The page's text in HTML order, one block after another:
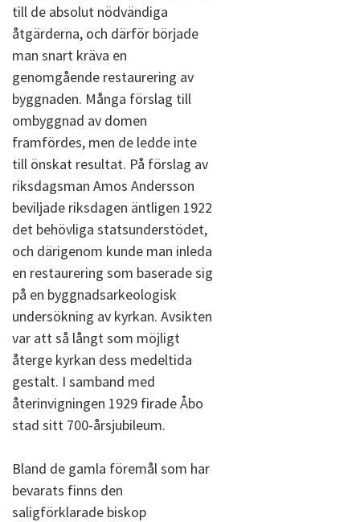
till de absolut nödvändiga
åtgärderna, och därför började
man snart kräva en
genomgående restaurering av
byggnaden. Många förslag till
ombyggnad av domen
framfördes, men de ledde inte
till önskat resultat. På förslag av
riksdagsman Amos Andersson
beviljade riksdagen äntligen 1922
det behövliga statsunderstödet,
och därigenom kunde man inleda
en restaurering som baserade sig
på en byggnadsarkeologisk
undersökning av kyrkan. Avsikten
var att så långt som möjligt
återge kyrkan dess medeltida
gestalt. I samband med
återinvigningen 1929 firade Åbo
stad sitt 700-årsjubileum.
Bland de gamla föremål som har
bevarats finns den
saligförklarade biskop